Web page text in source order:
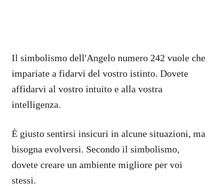
Il simbolismo dell'Angelo numero 242 vuole che
impariate a fidarvi del vostro istinto. Dovete
affidarvi al vostro intuito e alla vostra
intelligenza.
È giusto sentirsi insicuri in alcune situazioni, ma
bisogna evolversi. Secondo il simbolismo,
dovete creare un ambiente migliore per voi
stessi.